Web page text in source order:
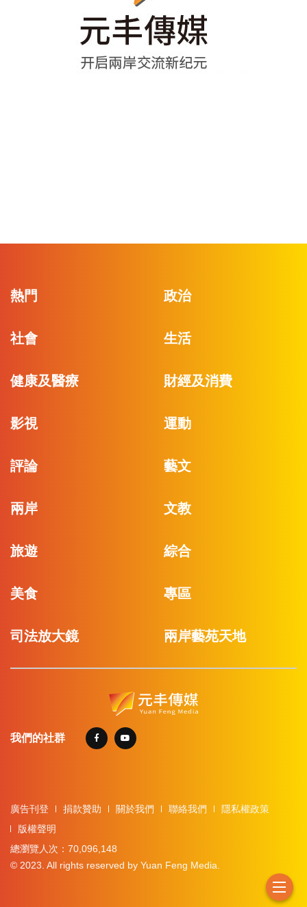
熱門 政治
社會 生活
健康及醫療 財經及消費
影視 運動
評論 藝文
兩岸 文教
旅遊 綜合
美食 專區
司法放大鏡 兩岸藝苑天地
我們的社群
廣告刊登 捐款贊助 關於我們 聯絡我們
隱私權政策
版權聲明
總瀏覽人次：70,096,148
© 2023. All rights reserved by Yuan Feng Media.